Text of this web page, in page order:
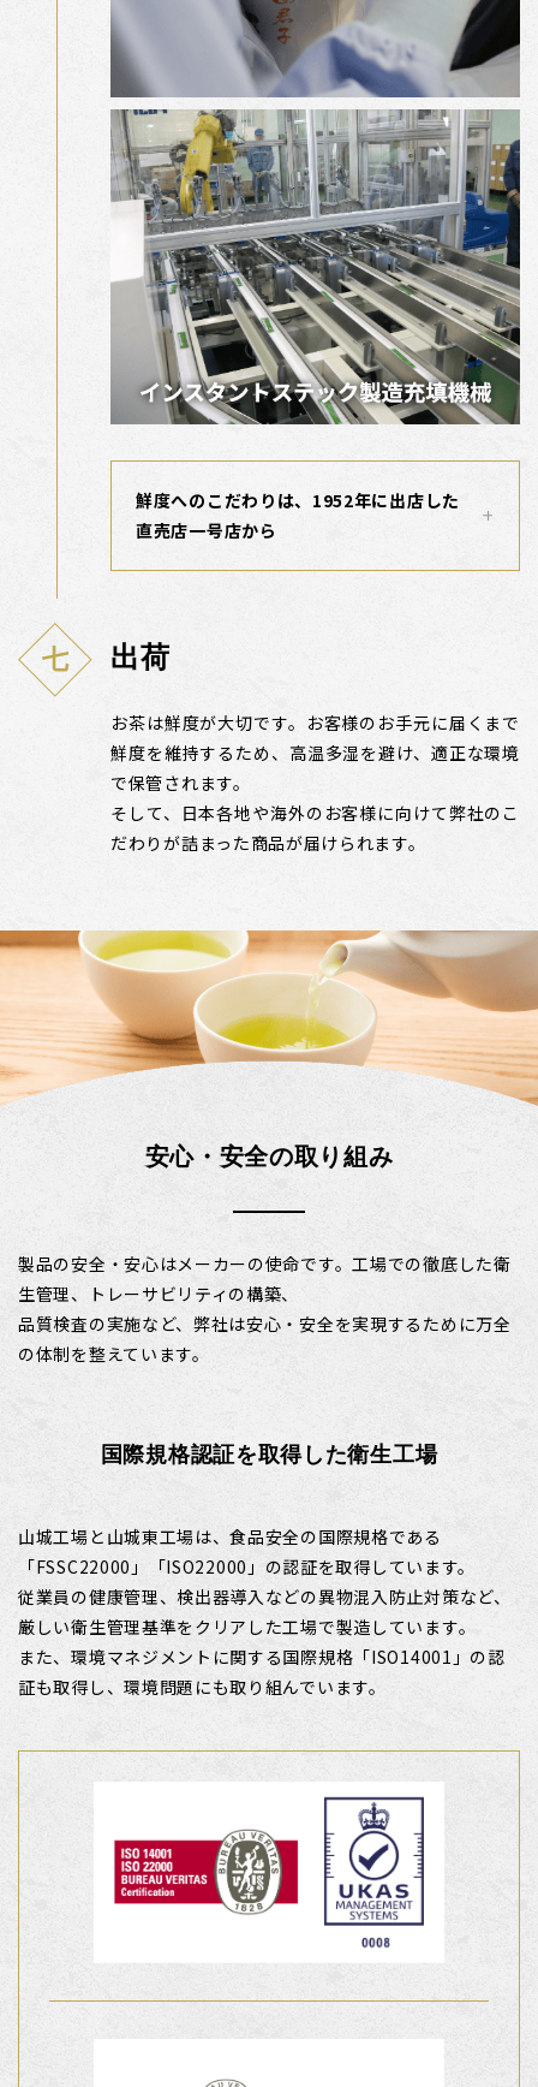
鮮度へのこだわりは、1952年に出店した
直売店一号店から
出荷
お茶は鮮度が大切です。お客様のお手元に届くまで
鮮度を維持するため、高温多湿を避け、適正な環境
で保管されます。
そして、日本各地や海外のお客様に向けて弊社のこ
だわりが詰まった商品が届けられます。
安心・安全の取り組み
製品の安全・安心はメーカーの使命です。工場での徹底した衛
生管理、トレーサビリティの構築、
品質検査の実施など、弊社は安心・安全を実現するために万全
の体制を整えています。
国際規格認証を取得した衛生工場
山城工場と山城東工場は、食品安全の国際規格である
「FSSC22000」「ISO22000」の認証を取得しています。
従業員の健康管理、検出器導入などの異物混入防止対策など、
厳しい衛生管理基準をクリアした工場で製造しています。
また、環境マネジメントに関する国際規格「ISO14001」の認
証も取得し、環境問題にも取り組んでいます。